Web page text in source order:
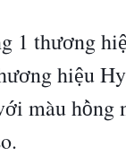
1 thương hiệ
ương hiệu
ới màu hồng